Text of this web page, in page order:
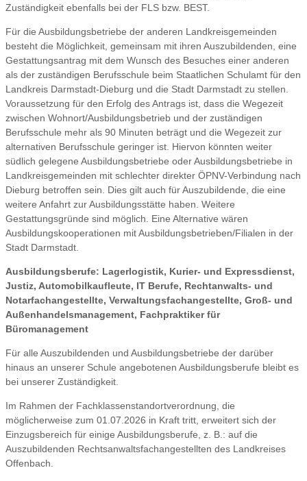
Zuständigkeit ebenfalls bei der FLS bzw. BEST.
Für die Ausbildungsbetriebe der anderen Landkreisgemeinden
besteht die Möglichkeit, gemeinsam mit ihren Auszubildenden, eine
Gestattungsantrag mit dem Wunsch des Besuches einer anderen
als der zuständigen Berufsschule beim Staatlichen Schulamt für den
Landkreis Darmstadt-Dieburg und die Stadt Darmstadt zu stellen.
Voraussetzung für den Erfolg des Antrags ist, dass die Wegezeit
zwischen Wohnort/Ausbildungsbetrieb und der zuständigen
Berufsschule mehr als 90 Minuten beträgt und die Wegezeit zur
alternativen Berufsschule geringer ist. Hiervon könnten weiter
südlich gelegene Ausbildungsbetriebe oder Ausbildungsbetriebe in
Landkreisgemeinden mit schlechter direkter ÖPNV-Verbindung nach
Dieburg betroffen sein. Dies gilt auch für Auszubildende, die eine
weitere Anfahrt zur Ausbildungsstätte haben. Weitere
Gestattungsgründe sind möglich. Eine Alternative wären
Ausbildungskooperationen mit Ausbildungsbetrieben/Filialen in der
Stadt Darmstadt.
Ausbildungsberufe: Lagerlogistik, Kurier- und Expressdienst,
Justiz, Automobilkaufleute, IT Berufe, Rechtanwalts- und
Notarfachangestellte, Verwaltungsfachangestellte, Groß- und
Außenhandelsmanagement, Fachpraktiker für
Büromanagement
Für alle Auszubildenden und Ausbildungsbetriebe der darüber
hinaus an unserer Schule angebotenen Ausbildungsberufe bleibt es
bei unserer Zuständigkeit.
Im Rahmen der Fachklassenstandortverordnung, die
möglicherweise zum 01.07.2026 in Kraft tritt, erweitert sich der
Einzugsbereich für einige Ausbildungsberufe, z. B.: auf die
Auszubildenden Rechtsanwaltsfachangestellten des Landkreises
Offenbach.